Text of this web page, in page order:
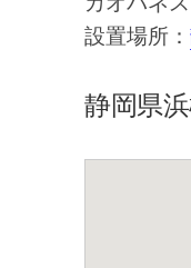
設置場所：
静岡県